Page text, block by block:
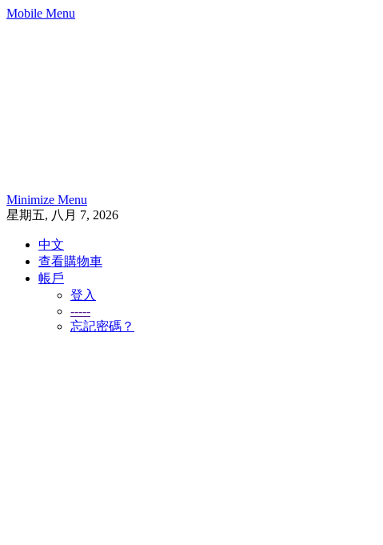
Mobile Menu
Minimize Menu
星期五, 八月 7, 2026
中文
查看購物車
帳戶
登入
-----
忘記密碼？